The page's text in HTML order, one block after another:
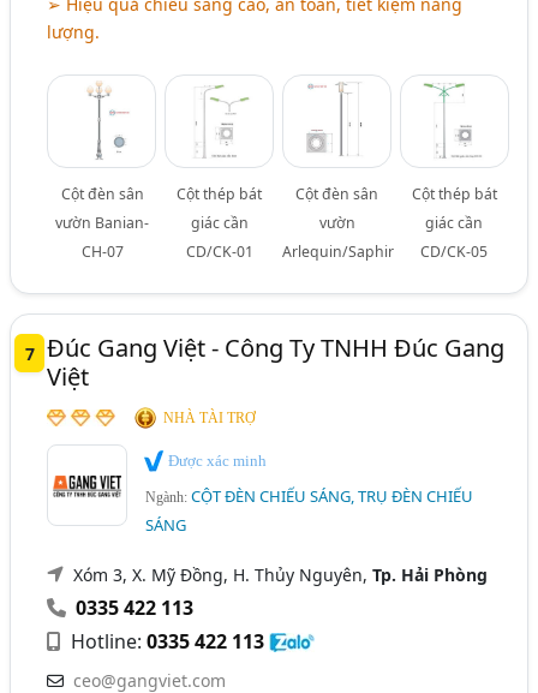
lượng.
Cột đèn sân
vườn Banian-
CH-07
Cột thép bát
giác cần
CD/CK-01
Cột đèn sân
vườn
Arlequin/Saphir
Cột thép bát
giác cần
CD/CK-05
7 Đúc Gang Việt - Công Ty TNHH Đúc Gang
Việt
NHÀ TÀI TRỢ
Được xác minh
Ngành:CỘT ĐÈN CHIẾU SÁNG, TRỤ ĐÈN CHIẾU
SÁNG
Xóm 3, X. Mỹ Đồng, H. Thủy Nguyên,Tp. Hải Phòng
0335 422 113
Hotline:0335 422 113
ceo@gangviet.com